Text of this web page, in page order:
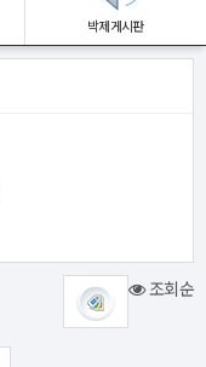
박제게시판
조회순